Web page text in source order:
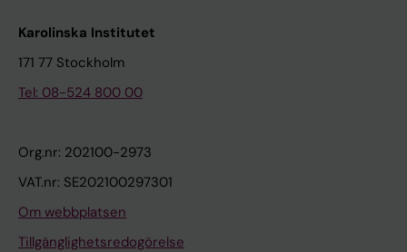
Karolinska Institutet
171 77 Stockholm
Tel: 08-524 800 00
Org.nr: 202100-2973
VAT.nr: SE202100297301
Om webbplatsen
Tillgänglighetsredogörelse